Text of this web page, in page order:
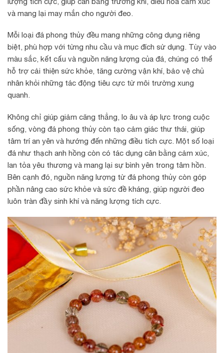
và mang lại may mắn cho người đeo.
Mỗi loại đá phong thủy đều mang những công dụng riêng
biệt, phù hợp với từng nhu cầu và mục đích sử dụng. Tùy vào
màu sắc, kết cấu và nguồn năng lượng của đá, chúng có thể
hỗ trợ cải thiện sức khỏe, tăng cường vận khí, bảo vệ chủ
nhân khỏi những tác động tiêu cực từ môi trường xung
quanh.
Không chỉ giúp giảm căng thẳng, lo âu và áp lực trong cuộc
sống, vòng đá phong thủy còn tạo cảm giác thư thái, giúp
tâm trí an yên và hướng đến những điều tích cực. Một số loại
đá như thạch anh hồng còn có tác dụng cân bằng cảm xúc,
lan tỏa yêu thương và mang lại sự bình yên trong tâm hồn.
Bên cạnh đó, nguồn năng lượng từ đá phong thủy còn góp
phần nâng cao sức khỏe và sức đề kháng, giúp người đeo
luôn tràn đầy sinh khí và năng lượng tích cực.